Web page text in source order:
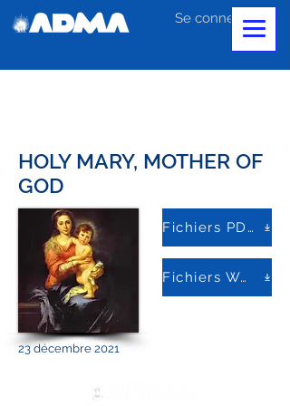
Se connecter
HOLY MARY, MOTHER OF
GOD
Fichiers PDF
Fichiers Word
23 décembre 2021